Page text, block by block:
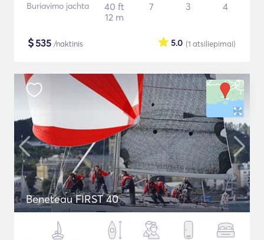
Buriavimo jachta
40 ft
12 m
7 3 4
$535 /naktinis (1 atsiliepimai)
5.0
Beneteau FIRST 40